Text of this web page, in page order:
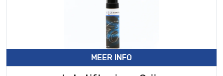
MEER INFO